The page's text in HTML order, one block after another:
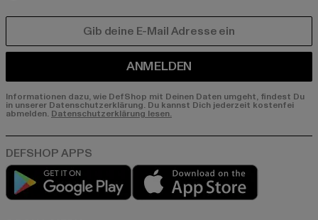
ANMELDEN
Informationen dazu, wie DefShop mit Deinen Daten umgeht, findest Du
in unserer Datenschutzerklärung. Du kannst Dich jederzeit kostenfei
abmelden. Datenschutzerklärung lesen.
Play market